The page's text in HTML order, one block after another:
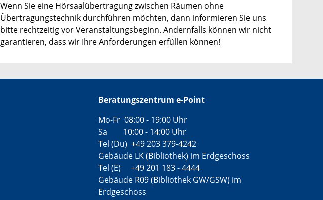
Wenn Sie eine Hörsaalübertragung zwischen Räumen ohne
Übertragungstechnik durchführen möchten, dann informieren Sie uns
bitte rechtzeitig vor Veranstaltungsbeginn. Andernfalls können wir nicht
garantieren, dass wir Ihre Anforderungen erfüllen können!
Beratungszentrum e-Point
Mo-Fr 08:00 - 19:00 Uhr
Sa 10:00 - 14:00 Uhr
Tel (Du) +49 203 379-4242
Gebäude LK (Bibliothek) im Erdgeschoss
Tel (E) +49 201 183 - 4444
Gebäude R09 (Bibliothek GW/GSW) im
Erdgeschoss